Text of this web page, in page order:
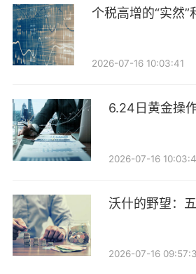
前，两市期权账户相互独立，投资
资产门槛、6个月交易经验、知识
套审核流程，开户手续繁琐。新规
接开户，彻底打破两市账户壁垒。
有9只ETF期权品种，其中上交所5
户互通后，投资者跨市场配置的制
合格境外投资者参与沪深ETF期权
外开放的重要一环。2025年6月，
个税高增的“实然
2026-07-16 10:03:41
6.24日黄金操
2026-07-16
沃什的野望：
2026-07-16